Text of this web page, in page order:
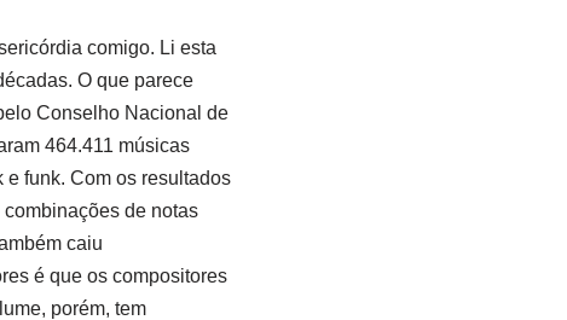
comigo. Li esta
O que parece
Conselho Nacional de
464.411 músicas
funk. Com os resultados
de notas
caiu
é que os compositores
porém, tem